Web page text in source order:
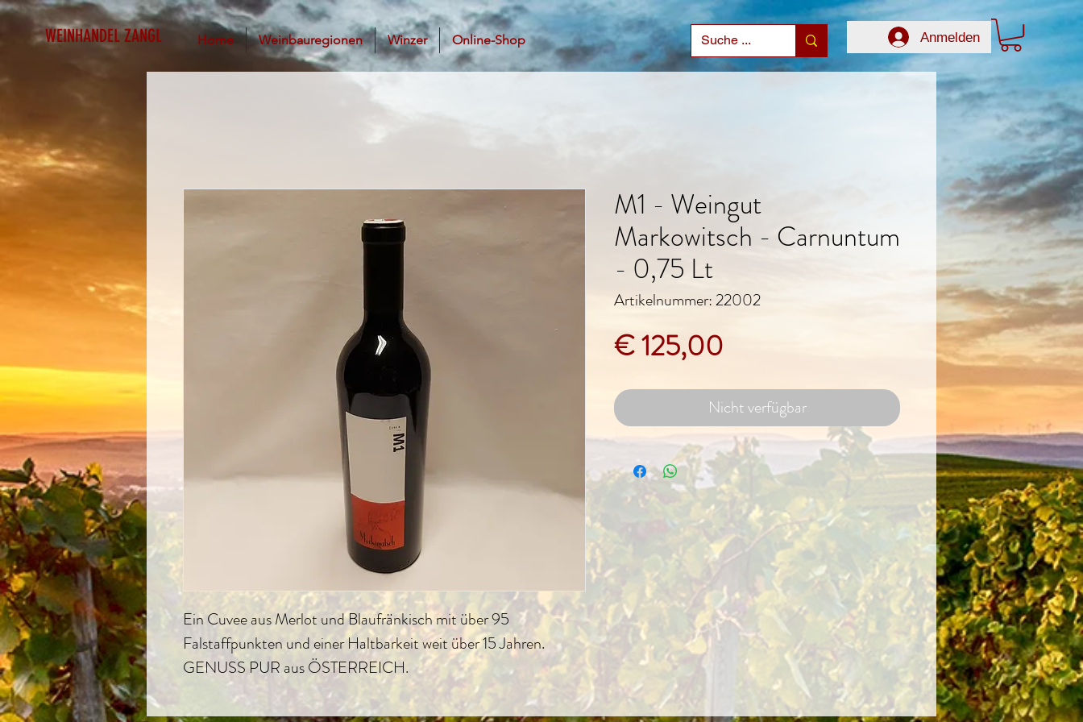
WEINHANDEL ZANGL Home Weinbauregionen Winzer Online-Shop Anmelden
Ein Cuvee aus Merlot und Blaufränkisch mit über 95
Falstaffpunkten und einer Haltbarkeit weit über 15 Jahren.
GENUSS PUR aus ÖSTERREICH.
M1 - Weingut
Markowitsch - Carnuntum
- 0,75 Lt
Artikelnummer: 22002
€ 125,00
Nicht verfügbar